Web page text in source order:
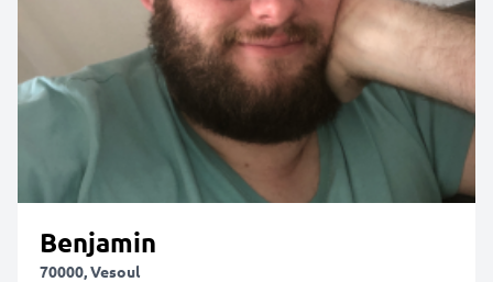
Benjamin
70000, Vesoul